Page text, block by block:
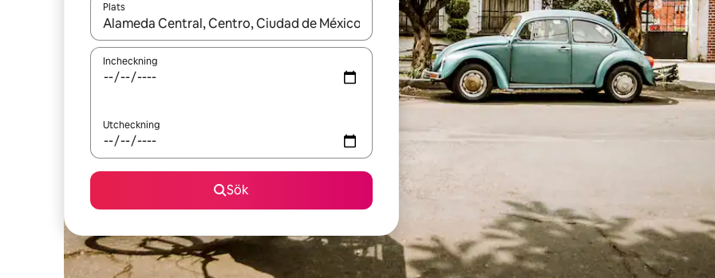
Plats
När resultaten är tillgängliga kan du navigera med upp- och nedåtpilarna eller utforska genom att trycka eller svepa.
Incheckning
Utcheckning
Sök